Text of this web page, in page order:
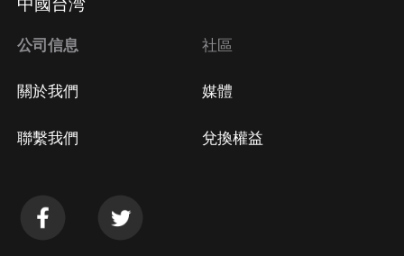
公司信息
關於我們
聯繫我們
社區
媒體
兌換權益